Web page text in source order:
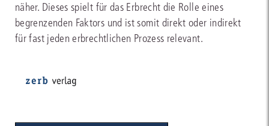
näher. Dieses spielt für das Erbrecht die Rolle eines
begrenzenden Faktors und ist somit direkt oder indirekt
für fast jeden erbrechtlichen Prozess relevant.